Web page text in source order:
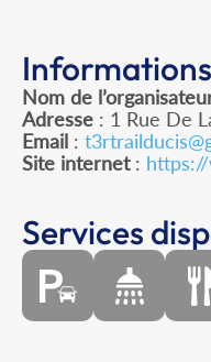
Nom de
Adresse : 1 Rue De
Email :
Site internet:
Services